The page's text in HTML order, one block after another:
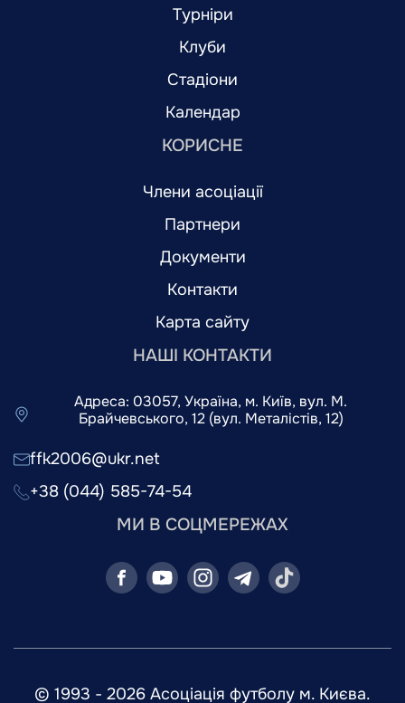
Турніри
Клуби
Стадіони
Календар
КОРИСНЕ
Члени асоціації
Партнери
Документи
Контакти
Карта сайту
НАШІ КОНТАКТИ
Адреса: 03057, Україна, м. Київ, вул. М.
Брайчевського, 12 (вул. Металістів, 12)
ffk2006@ukr.net
+38 (044) 585-74-54
МИ В СОЦМЕРЕЖАХ
© 1993 - 2026 Асоціація футболу м. Києва.